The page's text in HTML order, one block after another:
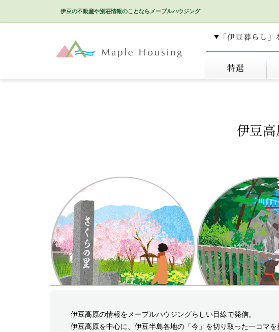
伊豆の不動産や別荘情報のことなら メープルハウジング
伊豆
伊豆高原の情報をメープルハウジングらしい目線で発信。
伊豆高原を中心に、伊豆半島各地の「今」を切り取った一コマを